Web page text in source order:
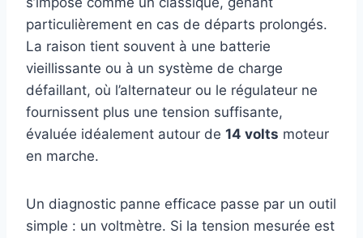
particulièrement en cas de départs prolongés.
La raison tient souvent à une batterie
vieillissante ou à un système de charge
défaillant, où l’alternateur ou le régulateur ne
fournissent plus une tension suffisante,
évaluée idéalement autour de 14 volts moteur
en marche.
Un diagnostic panne efficace passe par un outil
simple : un voltmètre. Si la tension mesurée est